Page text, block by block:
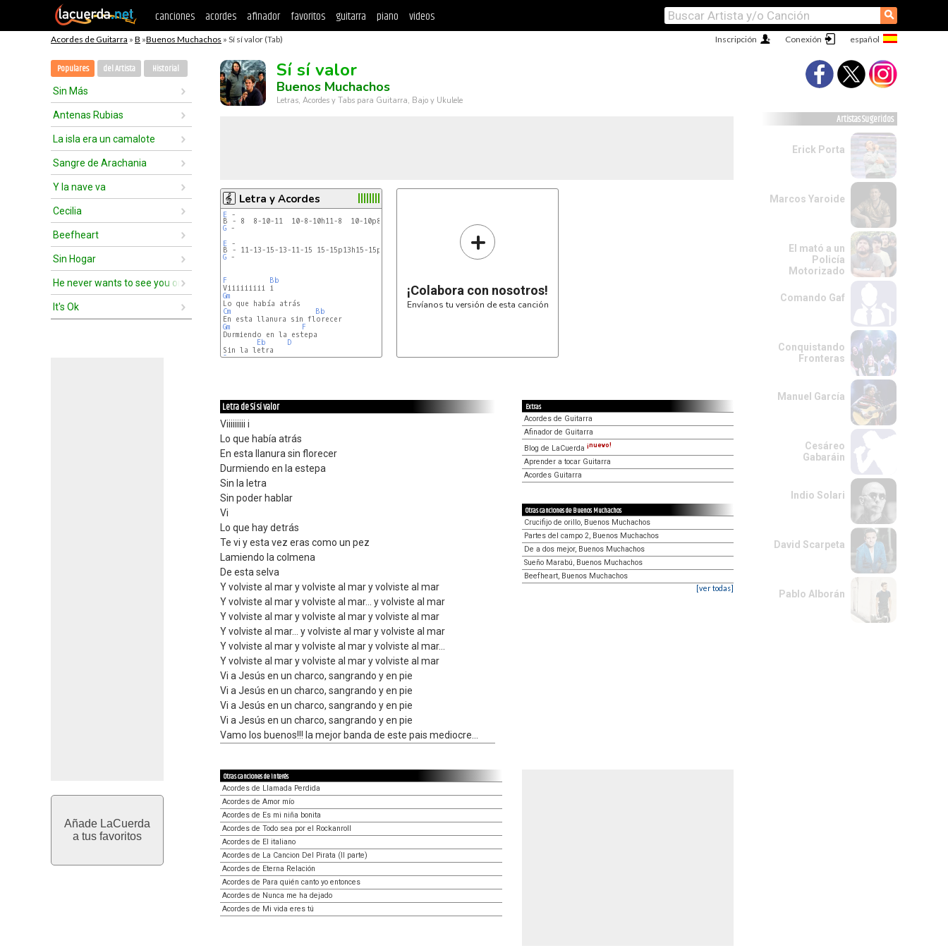
canciones acordes afinador favoritos guitarra piano videos ⚲
Acordes de Guitarra » B »Buenos Muchachos » Sí sí valor (Tab) Conexión
Inscripción
Populares del Artista Historial
Sin Más
Antenas Rubias
La isla era un camalote
Sangre de Arachania
Y la nave va
Cecilia
Beefheart
Sin Hogar
He never wants to see you once again
It's Ok
Añade LaCuerda
a tus favoritos
Sí sí valor
Buenos Muchachos
Letras, Acordes y Tabs para Guitarra, Bajo y Ukulele
Letra y Acordes
E
B - 8  8-10-11  10-8-10h11-8  10-10p8  8-10-11-10-8-8-10-10
G -
E
B - 11-13-15-13-11-15 15-15p13h15-15p13-11-10-8
G -
F
Bb
Gm
Cm
Bb
Gm
F
Durmiendo en la estepa
Eb
D
Gm
+
¡Colabora con nosotros!
Envíanos tu versión de esta canción
Letra de Sí sí valor
Viiiiiiiii i
Lo que había atrás
En esta llanura sin florecer
Durmiendo en la estepa
Sin la letra
Sin poder hablar
Vi
Lo que hay detrás
Te vi y esta vez eras como un pez
Lamiendo la colmena
De esta selva
Y volviste al mar y volviste al mar y volviste al mar
Y volviste al mar y volviste al mar... y volviste al mar
Y volviste al mar y volviste al mar y volviste al mar
Y volviste al mar... y volviste al mar y volviste al mar
Y volviste al mar y volviste al mar y volviste al mar...
Y volviste al mar y volviste al mar y volviste al mar
Vi a Jesús en un charco, sangrando y en pie
Vi a Jesús en un charco, sangrando y en pie
Vi a Jesús en un charco, sangrando y en pie
Vi a Jesús en un charco, sangrando y en pie
Vamo los buenos!!! la mejor banda de este pais mediocre...
Extras
Acordes de Guitarra
Afinador de Guitarra
Blog de LaCuerda ¡nuevo!
Aprender a tocar Guitarra
Acordes Guitarra
Otras canciones de Buenos Muchachos
Crucifijo de orillo, Buenos Muchachos
Partes del campo 2, Buenos Muchachos
De a dos mejor, Buenos Muchachos
Sueño Marabú, Buenos Muchachos
Beefheart, Buenos Muchachos
[ver todas]
Otras canciones de interés
Acordes de Llamada Perdida
Acordes de Amor mío
Acordes de Es mi niña bonita
Acordes de Todo sea por el Rockanroll
Acordes de El italiano
Acordes de La Cancion Del Pirata (II parte)
Acordes de Eterna Relación
Acordes de Para quién canto yo entonces
Acordes de Nunca me ha dejado
Acordes de Mi vida eres tú
Artistas Sugeridos
Erick Porta
Marcos Yaroide
El mató a un
Policía
Motorizado
Comando Gaf
Conquistando
Fronteras
Manuel García
Cesáreo
Gabaráin
Indio Solari
David Scarpeta
Pablo Alborán